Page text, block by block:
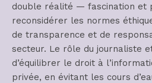
double réalité — fascination et
reconsidérer les normes
de transparence et de
secteur. Le rôle du journaliste
d’équilibrer le droit à
privée, en évitant les cours